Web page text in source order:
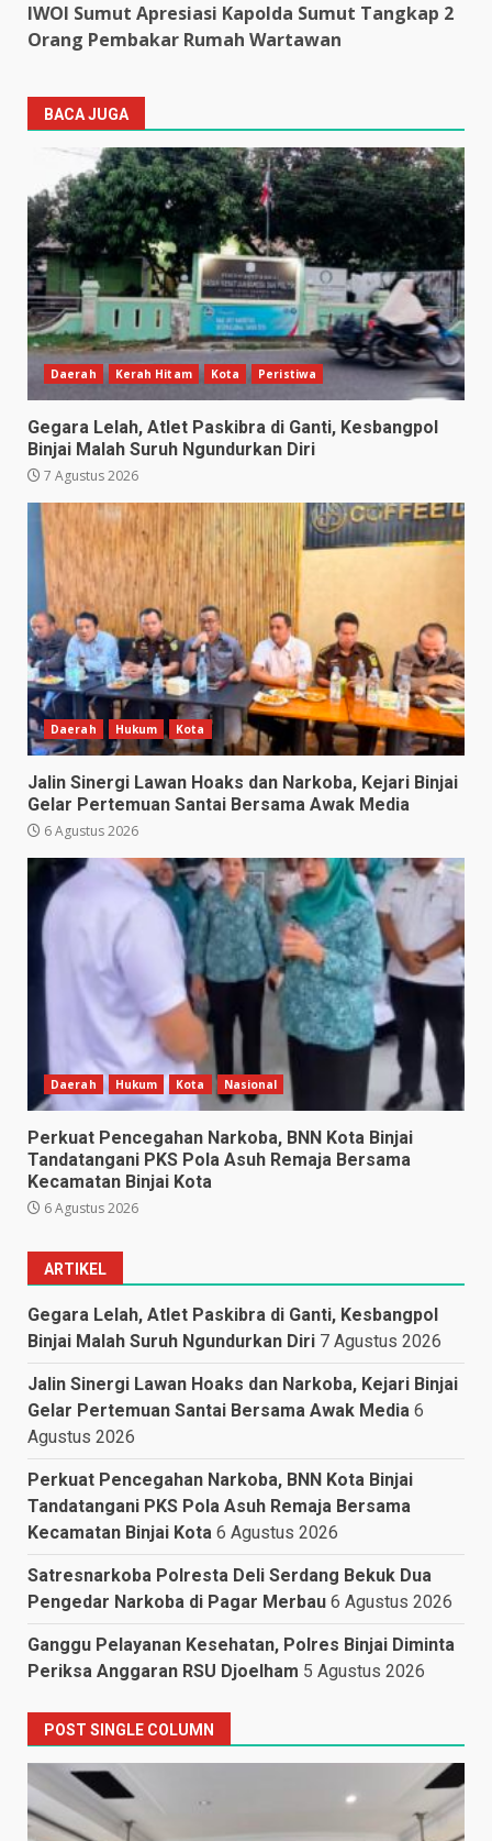
IWOI Sumut Apresiasi Kapolda Sumut Tangkap 2
Orang Pembakar Rumah Wartawan
BACA JUGA
Daerah Kerah Hitam Kota Peristiwa
Gegara Lelah, Atlet Paskibra di Ganti, Kesbangpol
Binjai Malah Suruh Ngundurkan Diri
7 Agustus 2026
Daerah Hukum Kota
Jalin Sinergi Lawan Hoaks dan Narkoba, Kejari Binjai
Gelar Pertemuan Santai Bersama Awak Media
6 Agustus 2026
Daerah Hukum Kota Nasional
Perkuat Pencegahan Narkoba, BNN Kota Binjai
Tandatangani PKS Pola Asuh Remaja Bersama
Kecamatan Binjai Kota
6 Agustus 2026
ARTIKEL
Gegara Lelah, Atlet Paskibra di Ganti, Kesbangpol
Binjai Malah Suruh Ngundurkan Diri 7 Agustus 2026
Jalin Sinergi Lawan Hoaks dan Narkoba, Kejari Binjai
Gelar Pertemuan Santai Bersama Awak Media 6
Agustus 2026
Perkuat Pencegahan Narkoba, BNN Kota Binjai
Tandatangani PKS Pola Asuh Remaja Bersama
Kecamatan Binjai Kota 6 Agustus 2026
Satresnarkoba Polresta Deli Serdang Bekuk Dua
Pengedar Narkoba di Pagar Merbau 6 Agustus 2026
Ganggu Pelayanan Kesehatan, Polres Binjai Diminta
Periksa Anggaran RSU Djoelham 5 Agustus 2026
POST SINGLE COLUMN